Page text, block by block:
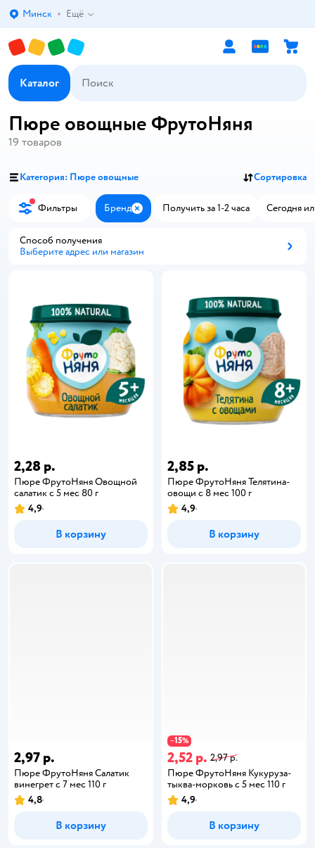
Выбор адреса доставки.
Минск Ещё
Каталог
Пюре овощные ФрутоНяня
19 товаров
Категория: Пюре овощные Сортировка
Фильтры Бренд ЗакрытьПолучить за 1-2 часа Сегодня
Способ получения
Выберите адрес или магазин
2,28 р.
Пюре ФрутоНяня Овощной
салатик с 5 мес 80 г
4,9
В корзину
2,85 р.
Пюре ФрутоНяня Телятина-
овощи с 8 мес 100 г
4,9
В корзину
2,97 р.
Пюре ФрутоНяня Салатик
винегрет с 7 мес 110 г
4,8
В корзину
−15%
2,52 р. 2,97 р.
Пюре ФрутоНяня Кукуруза-
тыква-морковь с 5 мес 110 г
4,9
В корзину